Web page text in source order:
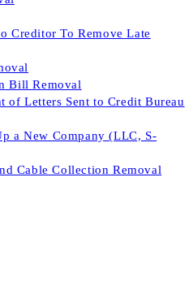
Creditor To Remove Late
Bill Removal
of Letters Sent to Credit Bureau
a New Company (LLC, S-
Cable Collection Removal